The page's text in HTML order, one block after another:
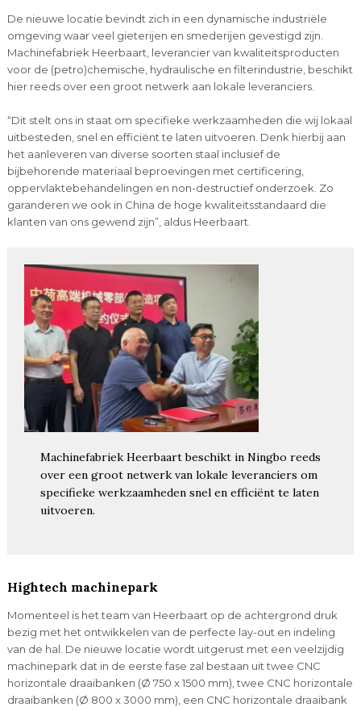
De nieuwe locatie bevindt zich in een dynamische industriële
omgeving waar veel gieterijen en smederijen gevestigd zijn.
Machinefabriek Heerbaart, leverancier van kwaliteitsproducten
voor de (petro)chemische, hydraulische en filterindustrie, beschikt
hier reeds over een groot netwerk aan lokale leveranciers.
“Dit stelt ons in staat om specifieke werkzaamheden die wij lokaal
uitbesteden, snel en efficiënt te laten uitvoeren. Denk hierbij aan
het aanleveren van diverse soorten staal inclusief de
bijbehorende materiaal beproevingen met certificering,
oppervlaktebehandelingen en non-destructief onderzoek. Zo
garanderen we ook in China de hoge kwaliteitsstandaard die
klanten van ons gewend zijn”, aldus Heerbaart.
Machinefabriek Heerbaart beschikt in Ningbo reeds
over een groot netwerk van lokale leveranciers om
specifieke werkzaamheden snel en efficiënt te laten
uitvoeren.
Hightech machinepark
Momenteel is het team van Heerbaart op de achtergrond druk
bezig met het ontwikkelen van de perfecte lay-out en indeling
van de hal. De nieuwe locatie wordt uitgerust met een veelzijdig
machinepark dat in de eerste fase zal bestaan uit twee CNC
horizontale draaibanken (Ø 750 x 1500 mm), twee CNC horizontale
draaibanken (Ø 800 x 3000 mm), een CNC horizontale draaibank